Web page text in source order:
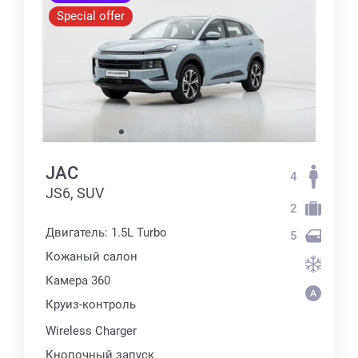
Special offer
JAC
JS6, SUV
Двигатель: 1.5L Turbo
Кожаный салон
Камера 360
Круиз-контроль
Wireless Charger
Кнопочный запуск
4
2
5